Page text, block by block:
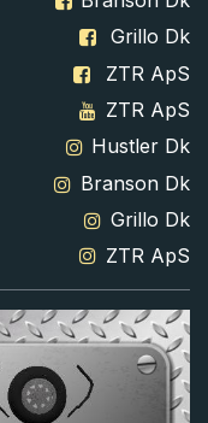
Grillo Dk
ZTR ApS
ZTR ApS
Hustler Dk
Branson Dk
Grillo Dk
ZTR ApS